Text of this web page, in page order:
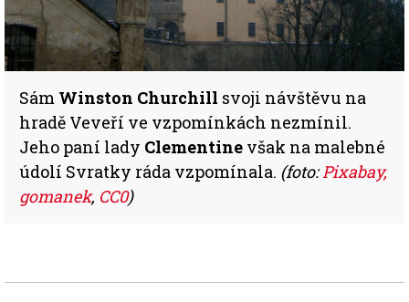
Sám Winston Churchill svoji návštěvu na
hradě Veveří ve vzpomínkách nezmínil.
Jeho paní lady Clementine však na malebné
údolí Svratky ráda vzpomínala. (foto:Pixabay,
gomanek, CC0)